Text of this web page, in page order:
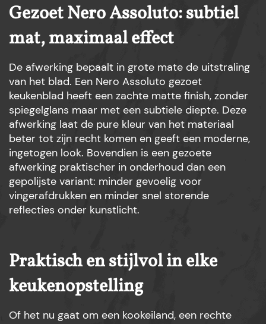
Gezoet Nero Assoluto: subtiel
mat, maximaal effect
De afwerking bepaalt in grote mate de uitstraling
van het blad. Een Nero Assoluto gezoet
keukenblad heeft een zachte matte finish, zonder
spiegelglans maar met een subtiele diepte. Deze
afwerking laat de pure kleur van het materiaal
beter tot zijn recht komen en geeft een moderne,
ingetogen look. Bovendien is een gezoete
afwerking praktischer in onderhoud dan een
gepolijste variant: minder gevoelig voor
vingerafdrukken en minder snel storende
reflecties onder kunstlicht.
Praktisch en stijlvol in elke
keukenopstelling
Of het nu gaat om een kookeiland, een rechte